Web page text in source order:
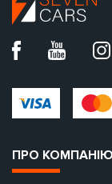
ПРО КОМПАНІЮ